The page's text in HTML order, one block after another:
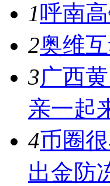
1呼南
2奥维
3广西
亲一起
4币圈
出金防